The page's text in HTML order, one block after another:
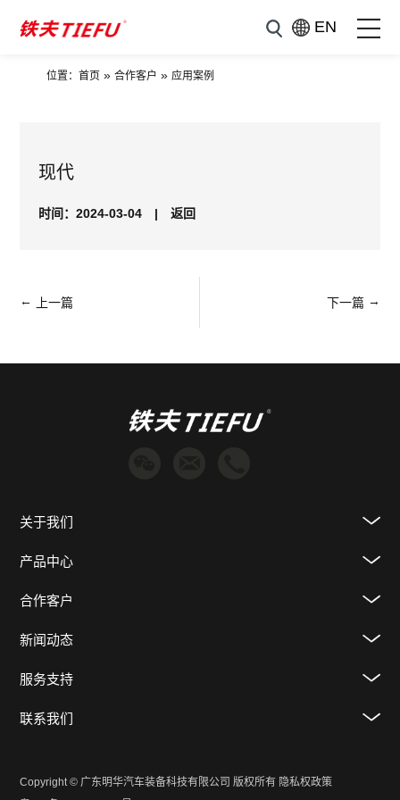
EN
位置：首页 »合作客户 » 应用案例
现代
时间：2024-03-04| 返回
← 上一篇 下一篇 →
关于我们
产品中心
合作客户
新闻动态
服务支持
联系我们
Copyright © 广东明华汽车装备科技有限公司 版权所有 隐私权政策